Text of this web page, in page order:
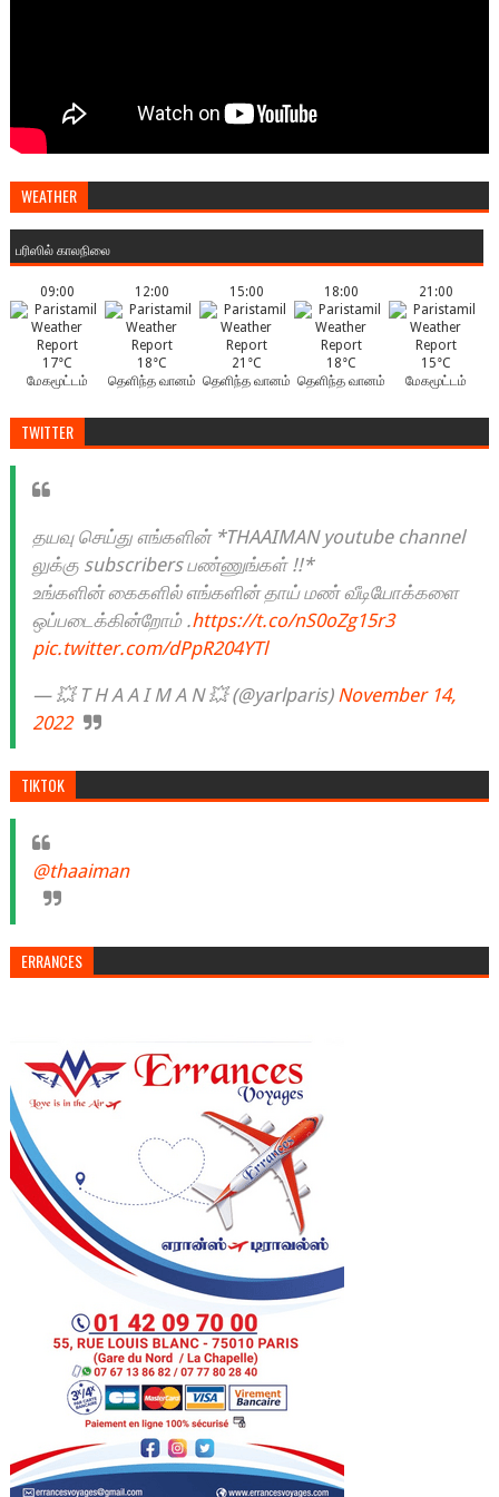
WEATHER
பரிஸில் காலநிலை
09:00
17°C
மேகமூட்டம்
12:00
18°C
தெளிந்த வானம்
15:00
21°C
தெளிந்த வானம்
18:00
18°C
தெளிந்த வானம்
21:00
15°C
மேகமூட்டம்
TWITTER
தயவு செய்து எங்களின் *THAAIMAN youtube channel
லுக்கு subscribers பண்ணுங்கள் !!*
உங்களின் கைகளில் எங்களின் தாய் மண் வீடியோக்களை
ஒப்படைக்கின்றோம் .https://t.co/nS0oZg15r3
pic.twitter.com/dPpR204YTl
— 💥 T H A A I M A N 💥 (@yarlparis) November 14,
2022
TIKTOK
@thaaiman
ERRANCES